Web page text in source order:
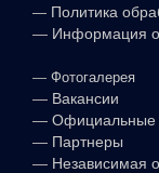
— Политика
— Информация
— Фотогалерея
— Вакансии
— Официальные
— Партнеры
— Независимая